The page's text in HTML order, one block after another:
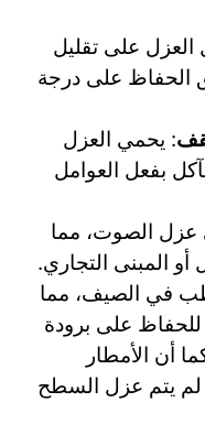
العزل على تقليل
الحفاظ على درجة
: يحمي العزل
بفعل العوامل
الصوت، مما
أو المبنى التجاري.
في الصيف، مما
على برودة
أن الأمطار
لم يتم عزل السطح